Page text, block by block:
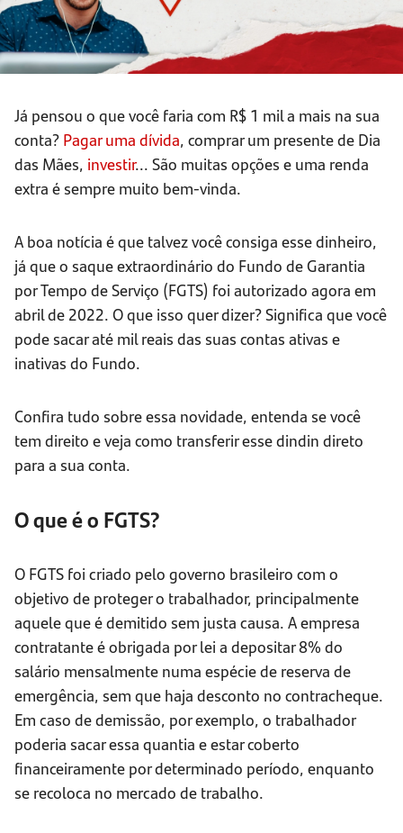
Já pensou o que você faria com R$ 1 mil a mais na sua
conta? Pagar uma dívida, comprar um presente de Dia
das Mães, investir... São muitas opções e uma renda
extra é sempre muito bem-vinda.
A boa notícia é que talvez você consiga esse dinheiro,
já que o saque extraordinário do Fundo de Garantia
por Tempo de Serviço (FGTS) foi autorizado agora em
abril de 2022. O que isso quer dizer? Significa que você
pode sacar até mil reais das suas contas ativas e
inativas do Fundo.
Confira tudo sobre essa novidade, entenda se você
tem direito e veja como transferir esse dindin direto
para a sua conta.
O que é o FGTS?
O FGTS foi criado pelo governo brasileiro com o
objetivo de proteger o trabalhador, principalmente
aquele que é demitido sem justa causa. A empresa
contratante é obrigada por lei a depositar 8% do
salário mensalmente numa espécie de reserva de
emergência, sem que haja desconto no contracheque.
Em caso de demissão, por exemplo, o trabalhador
poderia sacar essa quantia e estar coberto
financeiramente por determinado período, enquanto
se recoloca no mercado de trabalho.